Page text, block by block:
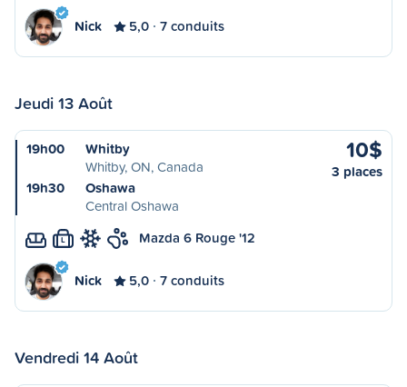
Nick 5,0 7 conduits
Jeudi 13 Août
19h00
Whitby
Whitby, ON, Canada
19h30
Oshawa
Central Oshawa
10$
3 places
L Mazda 6 Rouge '12
Nick 5,0 7 conduits
Vendredi 14 Août